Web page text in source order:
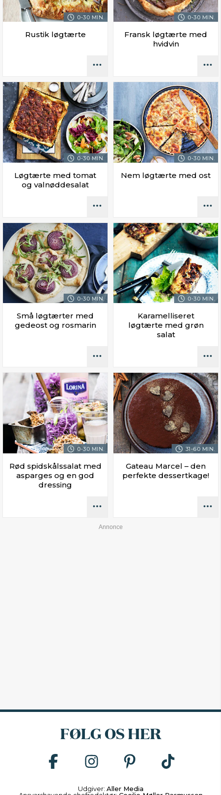
0-30 MIN.
Rustik løgtærte
0-30 MIN.
Fransk løgtærte med
hvidvin
0-30 MIN.
Løgtærte med tomat
og valnøddesalat
0-30 MIN.
Nem løgtærte med ost
0-30 MIN.
Små løgtærter med
gedeost og rosmarin
0-30 MIN.
Karamelliseret
løgtærte med grøn
salat
0-30 MIN.
Rød spidskålssalat med
asparges og en god
dressing
31-60 MIN.
Gateau Marcel – den
perfekte dessertkage!
FØLG OS HER
Udgiver: Aller Media